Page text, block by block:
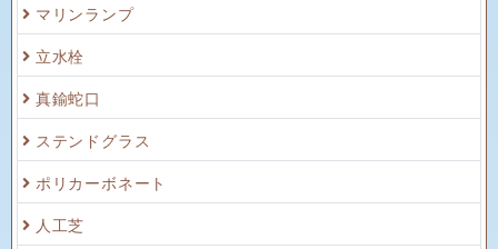
マリンランプ
立水栓
真鍮蛇口
ステンドグラス
ポリカーボネート
人工芝